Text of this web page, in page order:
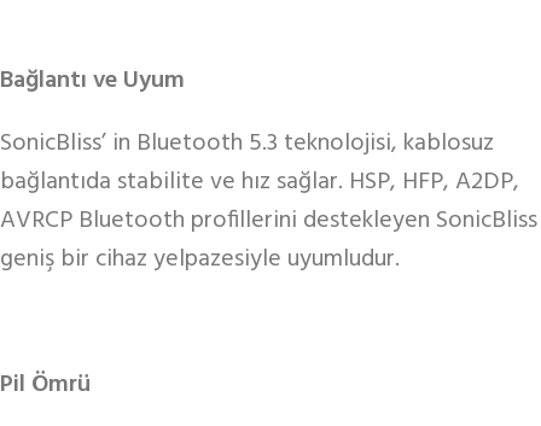
Bağlantı ve Uyum
SonicBliss’ in Bluetooth 5.3 teknolojisi, kablosuz
bağlantıda stabilite ve hız sağlar. HSP, HFP, A2DP,
AVRCP Bluetooth profillerini destekleyen SonicBliss
geniş bir cihaz yelpazesiyle uyumludur.
Pil Ömrü